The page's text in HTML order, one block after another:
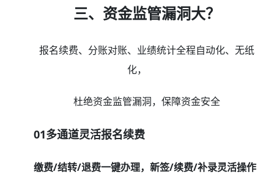
三、资金监管漏洞大？
报名续费、分账对账、业绩统计全程自动化、无纸
化，
杜绝资金监管漏洞，保障资金安全
01多通道灵活报名续费
缴费/结转/退费一键办理，新签/续费/补录灵活操作